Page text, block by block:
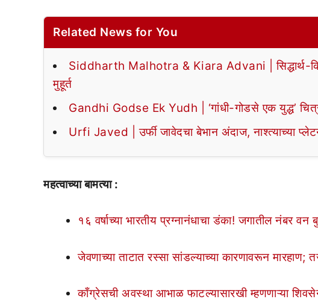
Related News for You
Siddharth Malhotra & Kiara Advani | सिद्धार्थ-
मुहूर्त
Gandhi Godse Ek Yudh | ‘गांधी-गोडसे एक युद्ध’
Urfi Javed | उर्फी जावेदचा बेभान अंदाज, नाश्त्याच्या
महत्वाच्या बामत्या :
१६ वर्षाच्या भारतीय प्रग्नानंधाचा डंका! जगातील नंबर वन
जेवणाच्या ताटात रस्सा सांडल्याच्या कारणावरून मारहाण;
काँग्रेसची अवस्था आभाळ फाटल्यासारखी म्हणणाऱ्या